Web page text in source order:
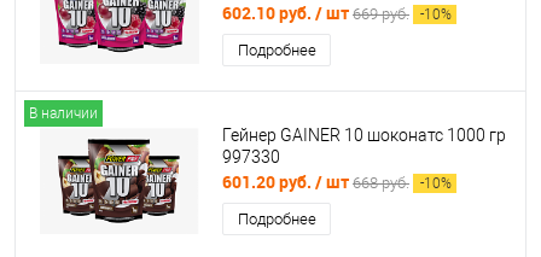
602.10 руб. / шт 669 руб. -10%
Подробнее
В наличии
Гейнер GAINER 10 шоконатс 1000 гр
997330
601.20 руб. / шт 668 руб. -10%
Подробнее